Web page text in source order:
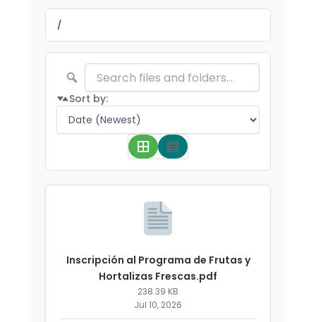
/
Sort by:
Inscripción al Programa de Frutas y
Hortalizas Frescas.pdf
238.39 KB
Jul 10, 2026